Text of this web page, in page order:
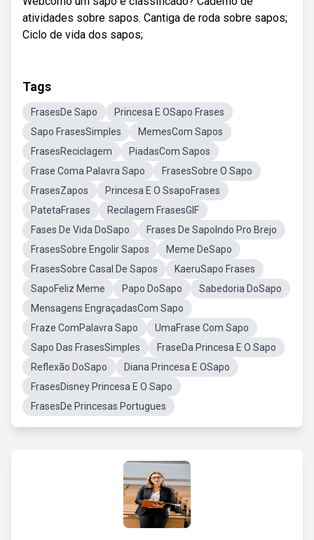
atividades sobre sapos. Cantiga de roda sobre sapos;
Ciclo de vida dos sapos;
Tags
FrasesDe Sapo
Princesa E OSapo Frases
Sapo FrasesSimples
MemesCom Sapos
FrasesReciclagem
PiadasCom Sapos
Frase Coma Palavra Sapo
FrasesSobre O Sapo
FrasesZapos
Princesa E O SsapoFrases
PatetaFrases
Recilagem FrasesGIF
Fases De Vida DoSapo
Frases De SapoIndo Pro Brejo
FrasesSobre Engolir Sapos
Meme DeSapo
FrasesSobre Casal De Sapos
KaeruSapo Frases
SapoFeliz Meme
Papo DoSapo
Sabedoria DoSapo
Mensagens EngraçadasCom Sapo
Fraze ComPalavra Sapo
UmaFrase Com Sapo
Sapo Das FrasesSimples
FraseDa Princesa E O Sapo
Reflexão DoSapo
Diana Princesa E OSapo
FrasesDisney Princesa E O Sapo
FrasesDe Princesas Portugues